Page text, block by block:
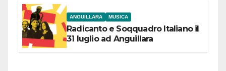
ANGUILLARA MUSICA
Radicanto e Soqquadro Italiano il
31 luglio ad Anguillara